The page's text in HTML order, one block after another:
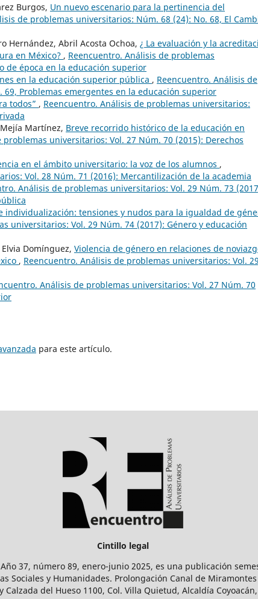
Burgos, Un nuevo escenario para la pertinencia del
de problemas universitarios: Núm. 68 (24): No. 68, El
Hernández, Abril Acosta Ochoa, ¿ La evaluación y la
en México? , Reencuentro. Análisis de problemas
de época en la educación superior
en la educación superior pública , Reencuentro. Análisis de
Problemas emergentes en la educación superior
todos” , Reencuentro. Análisis de problemas universitarios:
Martínez, Breve recorrido histórico de la educación en
universitarios: Vol. 27 Núm. 70 (2015): Derechos
en el ámbito universitario: la voz de los alumnos ,
Vol. 28 Núm. 71 (2016): Mercantilización de la academia
Análisis de problemas universitarios: Vol. 29 Núm. 73
individualización: tensiones y nudos para la igualdad de
universitarios: Vol. 29 Núm. 74 (2017): Género y educación
Domínguez, Violencia de género en relaciones de
, Reencuentro. Análisis de problemas universitarios: Vol. 29
Análisis de problemas universitarios: Vol. 27 Núm. 70
para este artículo.
Cintillo legal
37, número 89, enero-junio 2025, es una publicación
Sociales y Humanidades. Prolongación Canal de Miramontes
del Hueso 1100, Col. Villa Quietud, Alcaldía